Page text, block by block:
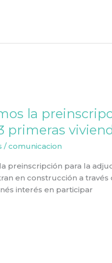
la
primeras
/comunicacion
preinscripción para la
en construcción a
interés en participar